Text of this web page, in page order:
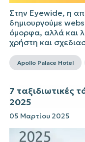
Στην Eyewide, η
δημιουργούμε
όμορφα, αλλά και
χρήστη και
Apollo Palace Hotel
7 ταξιδιωτικές
2025
05 Μαρτίου 2025